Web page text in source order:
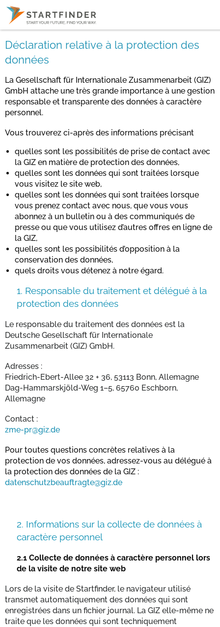
Déclaration relative à la protection des
données
La Gesellschaft für Internationale Zusammenarbeit (GIZ)
GmbH attache une très grande importance à une gestion
responsable et transparente des données à caractère
personnel.
Vous trouverez ci-après des informations précisant
quelles sont les possibilités de prise de contact avec
la GIZ en matière de protection des données,
quelles sont les données qui sont traitées lorsque
vous visitez le site web,
quelles sont les données qui sont traitées lorsque
vous prenez contact avec nous, que vous vous
abonnez à un bulletin ou à des communiqués de
presse ou que vous utilisez d’autres offres en ligne de
la GIZ,
quelles sont les possibilités d’opposition à la
conservation des données,
quels droits vous détenez à notre égard.
1. Responsable du traitement et délégué à la
protection des données
Le responsable du traitement des données est la
Deutsche Gesellschaft für Internationale
Zusammenarbeit (GIZ) GmbH.
Adresses :
Friedrich-Ebert-Allee 32 + 36, 53113 Bonn, Allemagne
Dag-Hammarskjöld-Weg 1–5, 65760 Eschborn,
Allemagne
Contact :
zme-pr@giz.de
Pour toutes questions concrètes relatives à la
protection de vos données, adressez-vous au délégué à
la protection des données de la GIZ :
datenschutzbeauftragte@giz.de
2. Informations sur la collecte de données à
caractère personnel
2.1 Collecte de données à caractère personnel lors
de la visite de notre site web
Lors de la visite de Startfinder, le navigateur utilisé
transmet automatiquement des données qui sont
enregistrées dans un fichier journal. La GIZ elle-même ne
traite que les données qui sont techniquement